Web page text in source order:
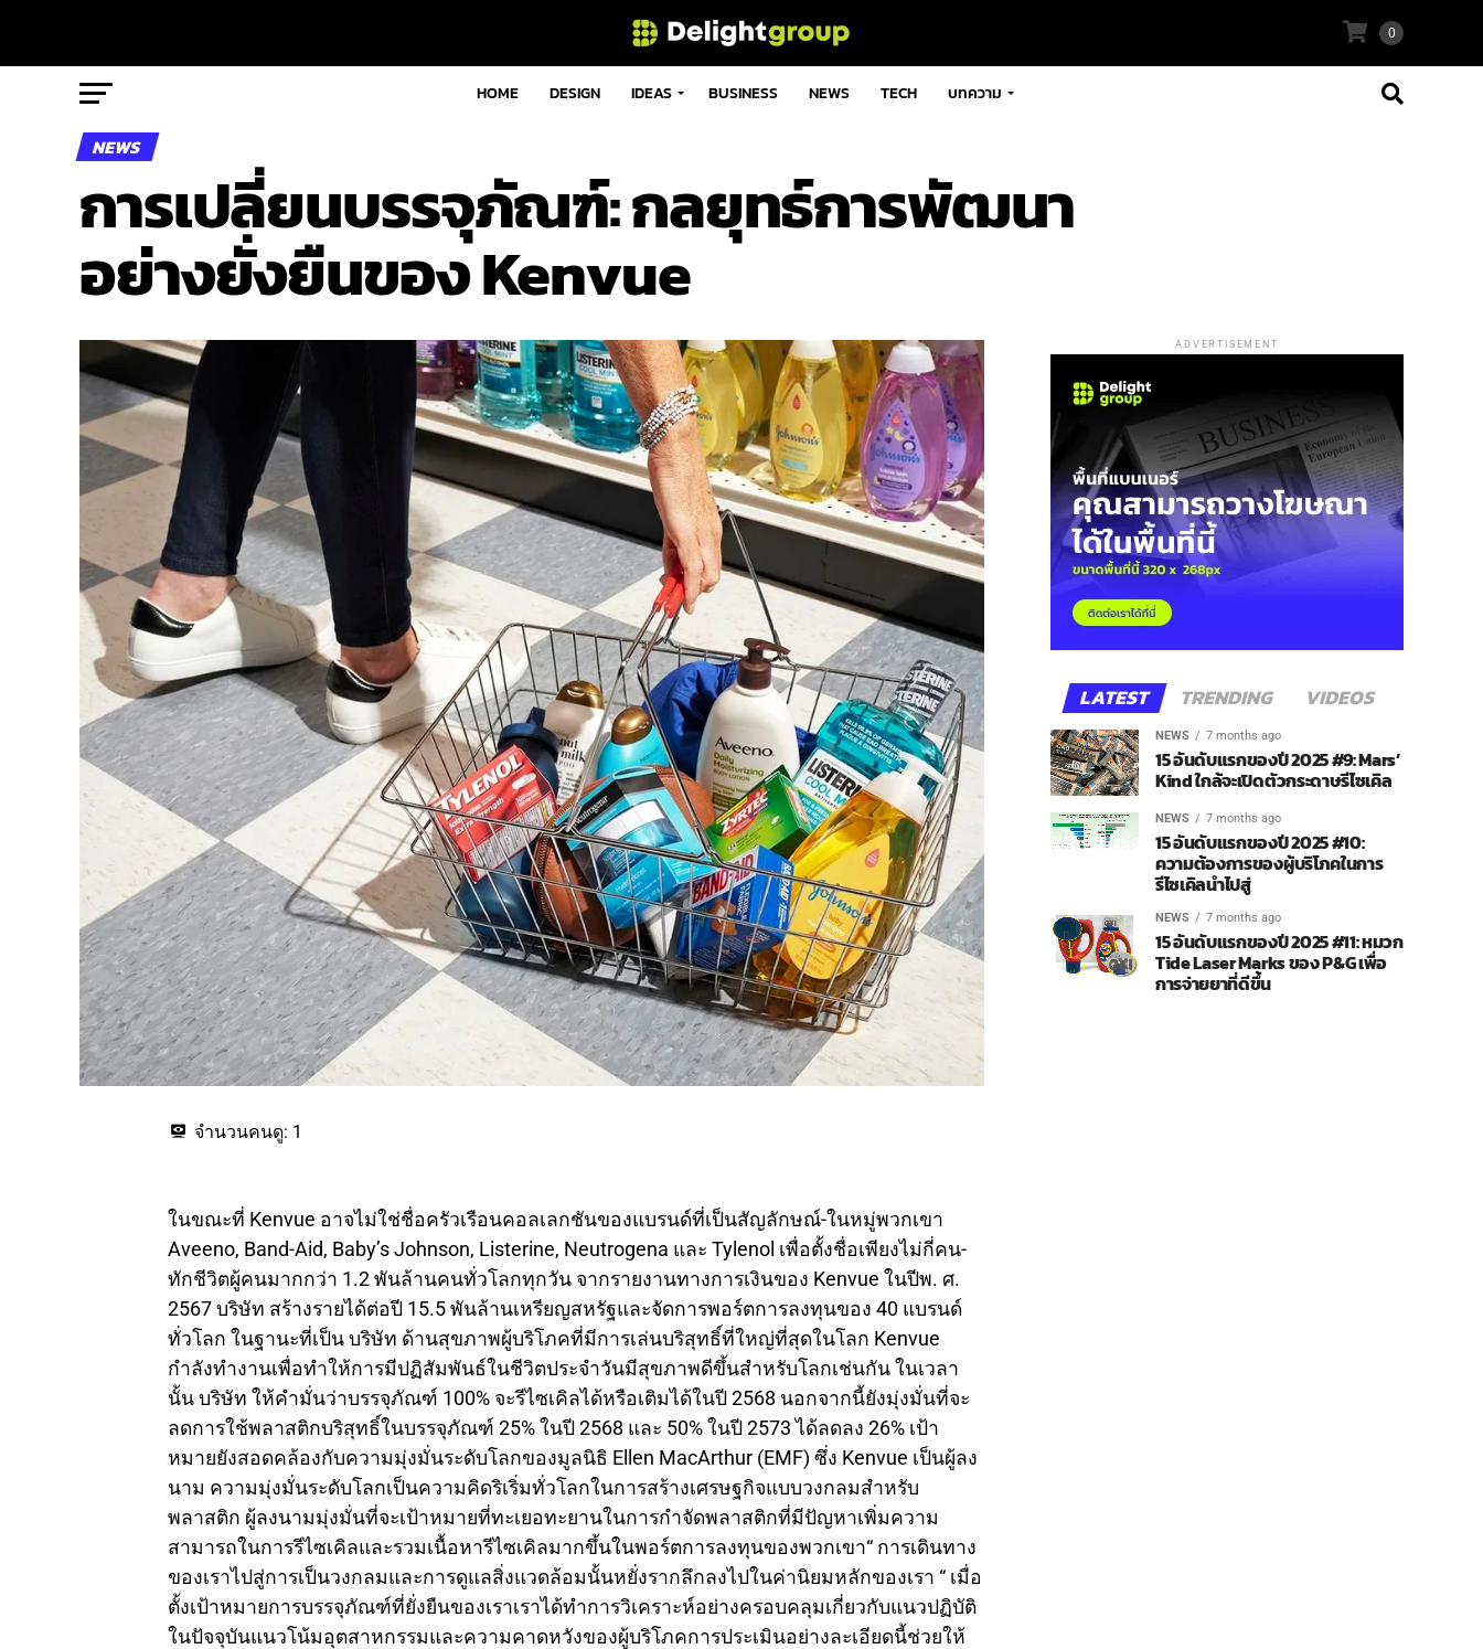
0
HOME DESIGN IDEAS BUSINESS NEWS TECH บทความ
NEWS
การเปลี่ยนบรรจุภัณฑ์: กลยุทธ์การพัฒนา
อย่างยั่งยืนของ Kenvue
จำนวนคนดู: 1
ในขณะที่ Kenvue อาจไม่ใช่ชื่อครัวเรือนคอลเลกชันของแบรนด์ที่เป็นสัญลักษณ์-ในหมู่พวกเขา
Aveeno, Band-Aid, Baby’s Johnson, Listerine, Neutrogena และ Tylenol เพื่อตั้งชื่อเพียงไม่กี่คน-
ทักชีวิตผู้คนมากกว่า 1.2 พันล้านคนทั่วโลกทุกวัน จากรายงานทางการเงินของ Kenvue ในปีพ. ศ.
2567 บริษัท สร้างรายได้ต่อปี 15.5 พันล้านเหรียญสหรัฐและจัดการพอร์ตการลงทุนของ 40 แบรนด์
ทั่วโลก ในฐานะที่เป็น บริษัท ด้านสุขภาพผู้บริโภคที่มีการเล่นบริสุทธิ์ที่ใหญ่ที่สุดในโลก Kenvue
กำลังทำงานเพื่อทำให้การมีปฏิสัมพันธ์ในชีวิตประจำวันมีสุขภาพดีขึ้นสำหรับโลกเช่นกัน ในเวลา
นั้น บริษัท ให้คำมั่นว่าบรรจุภัณฑ์ 100% จะรีไซเคิลได้หรือเติมได้ในปี 2568 นอกจากนี้ยังมุ่งมั่นที่จะ
ลดการใช้พลาสติกบริสุทธิ์ในบรรจุภัณฑ์ 25% ในปี 2568 และ 50% ในปี 2573 ได้ลดลง 26% เป้า
หมายยังสอดคล้องกับความมุ่งมั่นระดับโลกของมูลนิธิ Ellen MacArthur (EMF) ซึ่ง Kenvue เป็นผู้ลง
นาม ความมุ่งมั่นระดับโลกเป็นความคิดริเริ่มทั่วโลกในการสร้างเศรษฐกิจแบบวงกลมสำหรับ
พลาสติก ผู้ลงนามมุ่งมั่นที่จะเป้าหมายที่ทะเยอทะยานในการกำจัดพลาสติกที่มีปัญหาเพิ่มความ
สามารถในการรีไซเคิลและรวมเนื้อหารีไซเคิลมากขึ้นในพอร์ตการลงทุนของพวกเขา“ การเดินทาง
ของเราไปสู่การเป็นวงกลมและการดูแลสิ่งแวดล้อมนั้นหยั่งรากลึกลงไปในค่านิยมหลักของเรา “ เมื่อ
ตั้งเป้าหมายการบรรจุภัณฑ์ที่ยั่งยืนของเราเราได้ทำการวิเคราะห์อย่างครอบคลุมเกี่ยวกับแนวปฏิบัติ
ในปัจจุบันแนวโน้มอุตสาหกรรมและความคาดหวังของผู้บริโภคการประเมินอย่างละเอียดนี้ช่วยให้
ADVERTISEMENT
LATEST TRENDING VIDEOS
NEWS 7 months ago
15 อันดับแรกของปี 2025 #9: Mars’
Kind ใกล้จะเปิดตัวกระดาษรีไซเคิล
NEWS 7 months ago
15 อันดับแรกของปี 2025 #10:
ความต้องการของผู้บริโภคในการ
รีไซเคิลนำไปสู่
NEWS 7 months ago
15 อันดับแรกของปี 2025 #11: หมวก
Tide Laser Marks ของ P&G เพื่อ
การจ่ายยาที่ดีขึ้น